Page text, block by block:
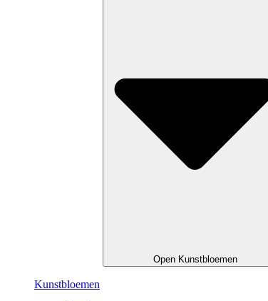
Open Kunstbloemen
Kunstbloemen